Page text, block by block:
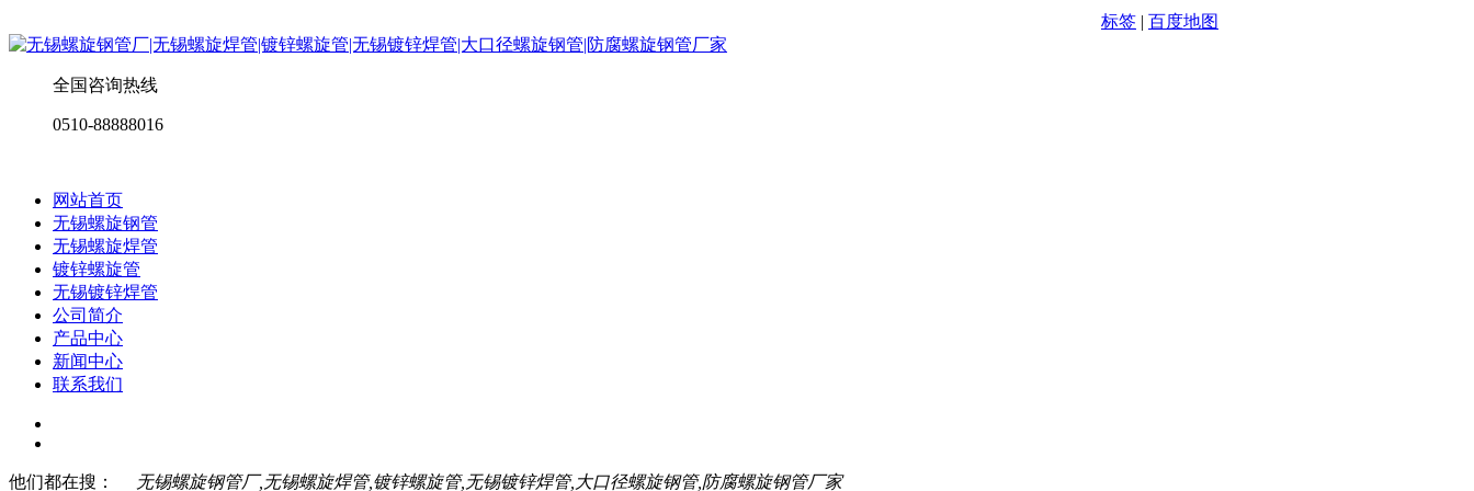
标签 | 百度地图
全国咨询热线
0510-88888016
网站首页
无锡螺旋钢管
无锡螺旋焊管
镀锌螺旋管
无锡镀锌焊管
公司简介
产品中心
新闻中心
联系我们
他们都在搜： 无锡螺旋钢管厂,无锡螺旋焊管,镀锌螺旋管,无锡镀锌焊管,大口径螺旋钢管,防腐螺旋钢管厂家